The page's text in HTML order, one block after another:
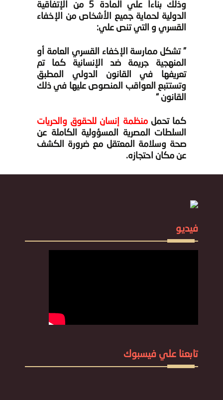
وذلك بناءاً علي المادة 5 من الإتفاقية
الدولية لحماية جميع الأشخاص من الإخفاء
القسري و التي تنص علي:
” تشكل ممارسة الإخفاء القسري العامة أو
المنهجية جريمة ضد الإنسانية كما تم
تعريفها في القانون الدولي المطبق
وتستتبع العواقب المنصوص عليها في ذلك
القانون “
كما تحمل منظمة إنسان للحقوق والحريات
السلطات المصرية المسؤولية الكاملة عن
صحة وسلامة المعتقل مع ضرورة الكشف
عن مكان احتجازه.
فيديو
تابعنا علي فيسبوك